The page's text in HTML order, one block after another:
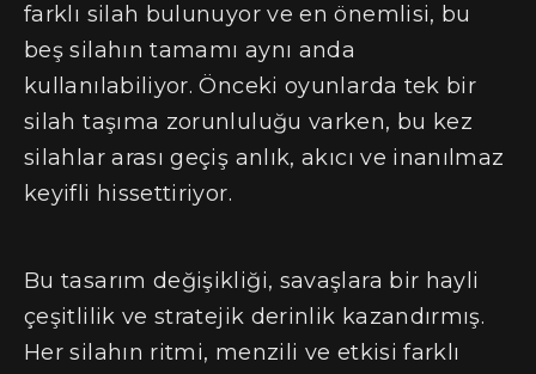
farklı silah bulunuyor ve en önemlisi, bu
beş silahın tamamı aynı anda
kullanılabiliyor. Önceki oyunlarda tek bir
silah taşıma zorunluluğu varken, bu kez
silahlar arası geçiş anlık, akıcı ve inanılmaz
keyifli hissettiriyor.
Bu tasarım değişikliği, savaşlara bir hayli
çeşitlilik ve stratejik derinlik kazandırmış.
Her silahın ritmi, menzili ve etkisi farklı